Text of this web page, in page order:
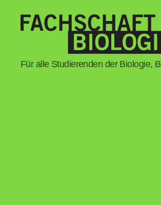
Fachschaft
Biologie
Für alle Studierenden der Biologie,